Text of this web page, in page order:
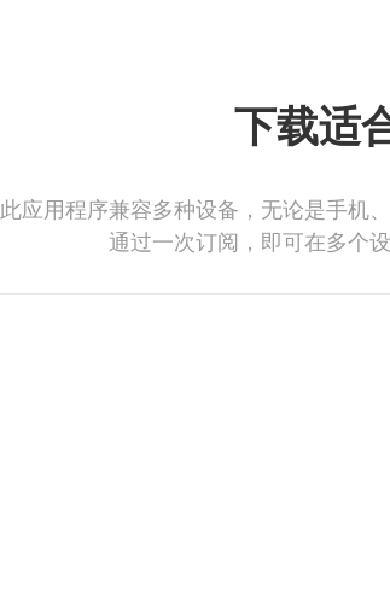
下载适
此应用程序兼容多种设备，无论是手机
通过一次订阅，即可在多个